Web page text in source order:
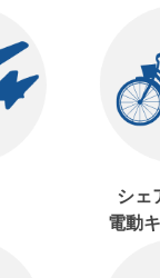
シェ
電動